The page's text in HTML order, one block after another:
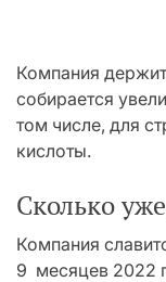
Компания
собирается
том числе, для
кислоты.
Сколько
Компания
9 месяцев 2022